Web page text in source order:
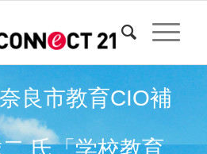
良市教育CIO補
氏「学校教育